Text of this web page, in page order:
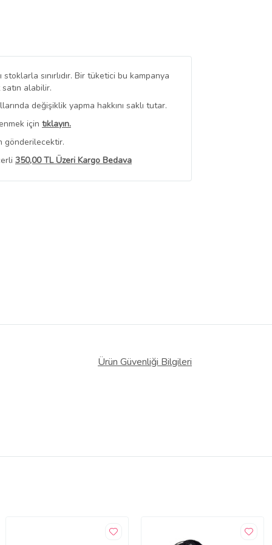
stoklarla sınırlıdır. Bir tüketici bu kampanya
alabilir.
değişiklik yapma hakkını saklı tutar.
için tıklayın.
gönderilecektir.
350,00 TL Üzeri Kargo Bedava
Ürün Güvenliği Bilgileri